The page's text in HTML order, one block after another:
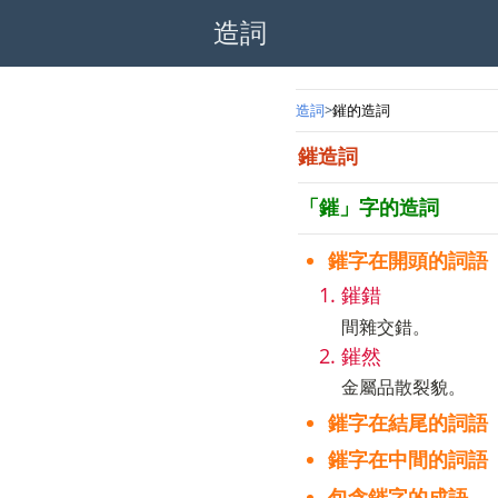
造詞
造詞 鏙的造詞
鏙造詞
「鏙」字的造詞
鏙字在開頭的詞語
鏙錯
間雜交錯。
鏙然
金屬品散裂貌。
鏙字在結尾的詞語
鏙字在中間的詞語